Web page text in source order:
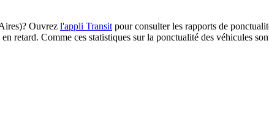
Ouvrez l'appli Transit pour consulter les rapports de
Comme ces statistiques sur la ponctualité des véhicules